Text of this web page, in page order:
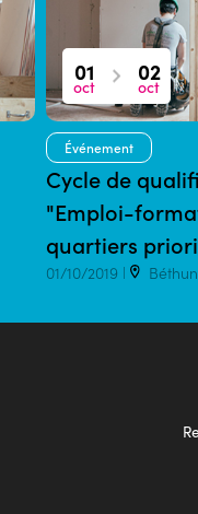
01
oct
02
oct
Événement
Cycle de
"Emploi-
quartiers
01/10/2019 |